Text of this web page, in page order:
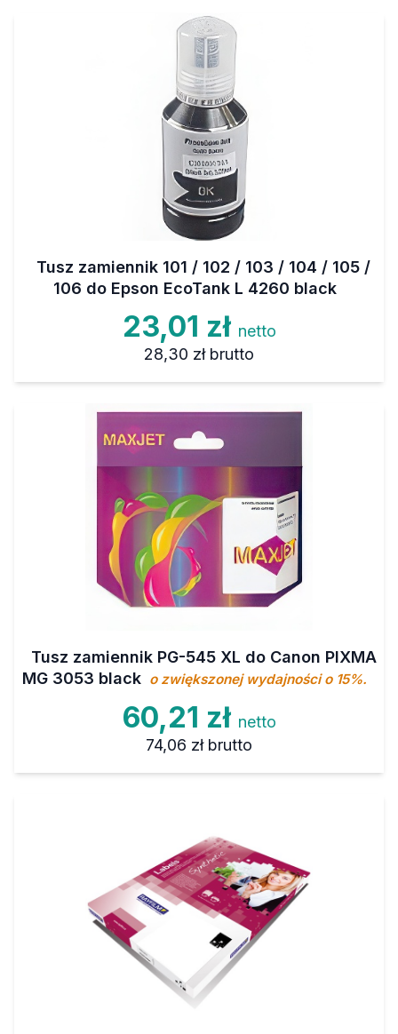
Tusz zamiennik 101 / 102 / 103 / 104 / 105 /
106 do Epson EcoTank L 4260 black
23,01 zł netto
28,30 zł brutto
Tusz zamiennik PG-545 XL do Canon PIXMA
MG 3053 black o zwiększonej wydajności o 15%.
60,21 zł netto
74,06 zł brutto